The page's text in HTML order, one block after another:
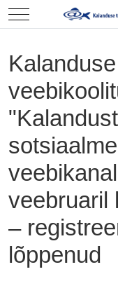
Mobile Menu
veebruaril
–
lõppenud